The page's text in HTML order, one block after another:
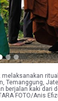
Temanggung,
berjalan kaki dari
FOTO/Anis